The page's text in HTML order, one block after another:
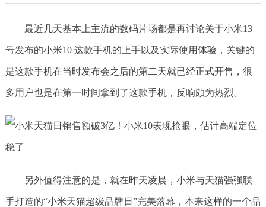
最近几天基本上主流的数码片场都是再讨论关于小米13
号发布的小米10 这款手机的上手以及实际使用体验，关键的
是这款手机在当时发布会之后的第二天就已经正式开售，很
多用户也是在第一时间拿到了这款手机，反响颇为热烈。
另外值得注意的是，就在昨天凌晨，小米与天猫强强联
手打造的“小米天猫超级品牌日”完美落幕，本来这样的一个品